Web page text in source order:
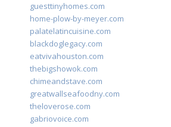
guesttinyhomes.com
home-plow-by-meyer.com
palatelatincuisine.com
blackdoglegacy.com
eatvivahouston.com
thebigshowok.com
chimeandstave.com
greatwallseafoodny.com
theloverose.com
gabriovoice.com